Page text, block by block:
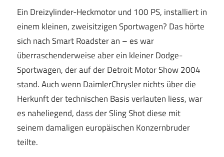
Ein Dreizylinder-Heckmotor und 100 PS, installiert in
einem kleinen, zweisitzigen Sportwagen? Das hörte
sich nach Smart Roadster an – es war
überraschenderweise aber ein kleiner Dodge-
Sportwagen, der auf der Detroit Motor Show 2004
stand. Auch wenn DaimlerChrysler nichts über die
Herkunft der technischen Basis verlauten liess, war
es naheliegend, dass der Sling Shot diese mit
seinem damaligen europäischen Konzernbruder
teilte.